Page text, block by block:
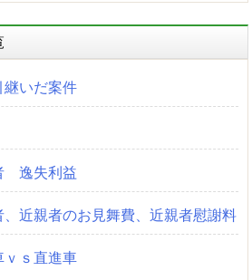
継いだ案件
逸失利益
近親者のお見舞費、近親者慰謝料
ｖｓ直進車